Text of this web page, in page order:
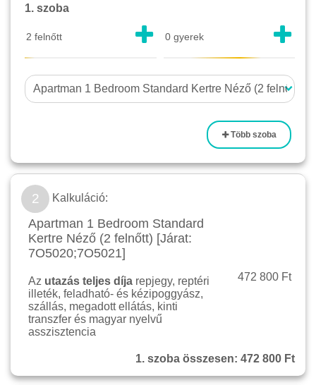
1. szoba
Több szoba
2 Kalkuláció:
Apartman 1 Bedroom Standard
Kertre Néző (2 felnőtt) [Járat:
7O5020;7O5021]
Az utazás teljes díja repjegy, reptéri
illeték, feladható- és kézipoggyász,
szállás, megadott ellátás, kinti
transzfer és magyar nyelvű
asszisztencia
472 800 Ft
1. szoba összesen: 472 800 Ft